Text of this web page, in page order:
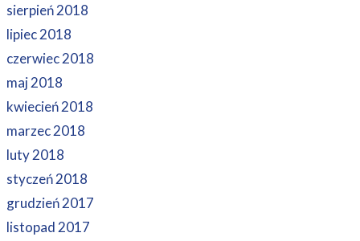
sierpień 2018
lipiec 2018
czerwiec 2018
maj 2018
kwiecień 2018
marzec 2018
luty 2018
styczeń 2018
grudzień 2017
listopad 2017